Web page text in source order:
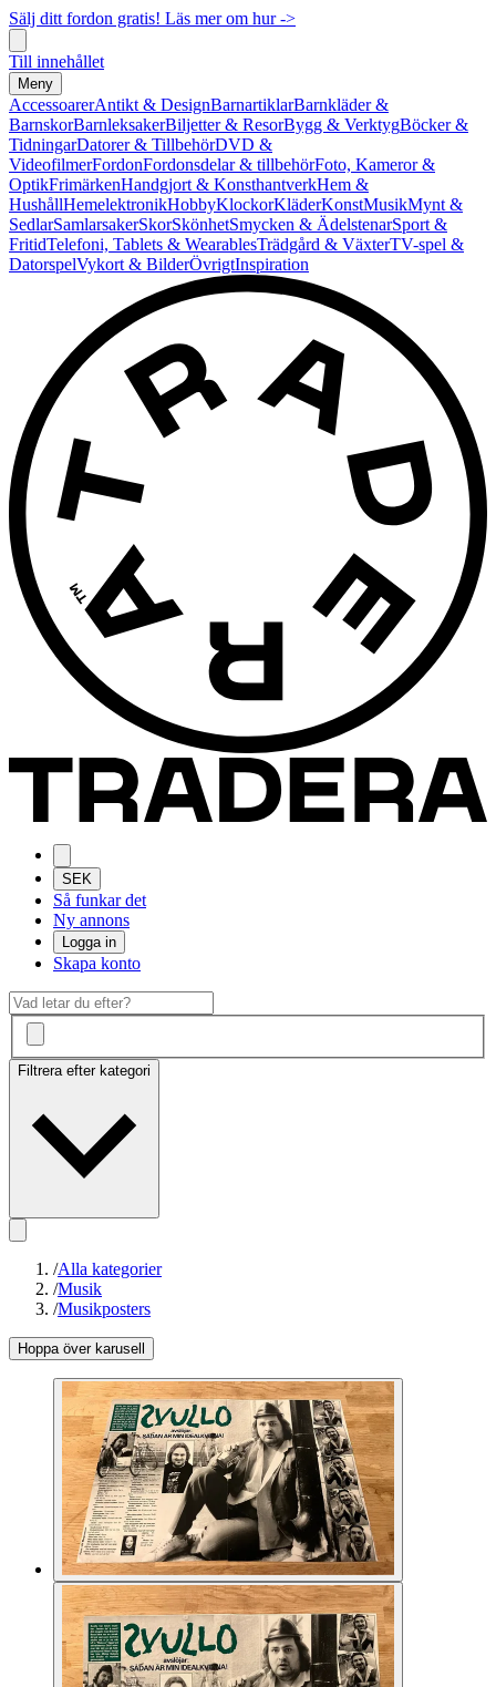
Sälj ditt fordon gratis! Läs mer om hur ->
Till innehållet
Meny
AccessoarerAntikt & DesignBarnartiklarBarnkläder &
BarnskorBarnleksakerBiljetter & ResorBygg & VerktygBöcker &
TidningarDatorer & TillbehörDVD &
VideofilmerFordonFordonsdelar & tillbehörFoto, Kameror &
OptikFrimärkenHandgjort & KonsthantverkHem &
HushållHemelektronikHobbyKlockorKläderKonstMusikMynt &
SedlarSamlarsakerSkorSkönhetSmycken & ÄdelstenarSport &
FritidTelefoni, Tablets & WearablesTrädgård & VäxterTV-spel &
DatorspelVykort & BilderÖvrigtInspiration
SEK
Så funkar det
Ny annons
Logga in
Skapa konto
Filtrera efter kategori
/Alla kategorier
/Musik
/Musikposters
Hoppa över karusell